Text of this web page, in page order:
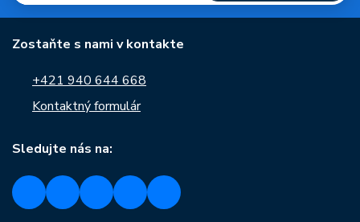
Zostaňte s nami v kontakte
+421 940 644 668
Kontaktný formulár
Sledujte nás na: